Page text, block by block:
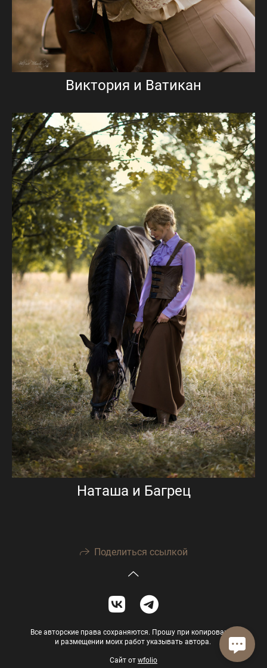
Виктория и Ватикан
Наташа и Багрец
Поделиться ссылкой
Все авторские права сохраняются. Прошу при копировании
и размещении моих работ указывать автора.
Сайт от wfolio